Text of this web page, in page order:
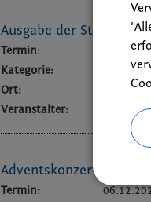
Ausgabe der
Termin:
Kategorie:
Vereine
Ort:
Veranstalter:
Adventskonzert
Termin: